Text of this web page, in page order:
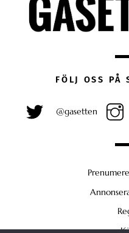
FÖLJ OSS PÅ
@gasetten